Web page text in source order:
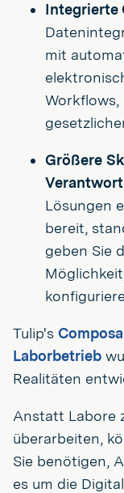
Integrierte
mit
Workflows,
Größere
Lösungen
bereit,
geben Sie
Tulip's
Laborbetrieb
Realitäten
Anstatt Labore
überarbeiten,
Sie benötigen,
es um die